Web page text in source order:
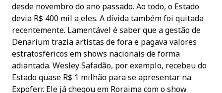
desde novembro do ano passado. Ao todo, o Estado
devia R$ 400 mil a eles. A dívida também foi quitada
recentemente. Lamentável é saber que a gestão de
Denarium trazia artistas de fora e pagava valores
estratosféricos em shows nacionais de forma
adiantada. Wesley Safadão, por exemplo, recebeu do
Estado quase R$ 1 milhão para se apresentar na
Expoferr. Ele já chegou em Roraima com o show